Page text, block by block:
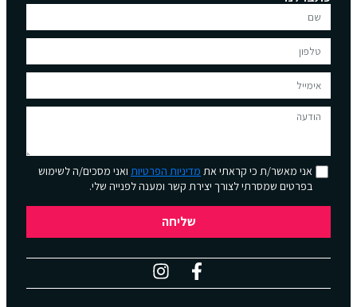
אני מאשר/ת כי קראתי אתמדיניות הפרטיותואני מסכים/ה לשימוש
בפרטים שמסרתי לצורך יצירת קשר ומענה לפנייה שלי.
שליחה